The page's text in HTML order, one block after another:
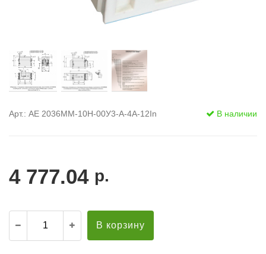
Арт.: АЕ 2036ММ-10Н-00У3-А-4А-12In В наличии
4 777.04 р.
В корзину